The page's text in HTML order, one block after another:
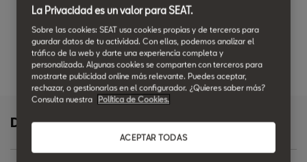
Ponte en contacto con PUERTA OTERO, envíanos tu consulta
mediante el siguiente formulario o llámanos al teléfono
985710233.
Déjanos tus datos y te llamaremos
La Privacidad es un valor para SEAT.
Sobre las cookies: SEAT usa cookies propias y de terceros para
guardar datos de tu actividad. Con ellas, podemos analizar el
tráfico de la web y darte una experiencia completa y
personalizada. Algunas cookies se comparten con terceros para
mostrarte publicidad online más relevante. Puedes aceptar,
rechazar, o gestionarlas en el configurador. ¿Quieres saber más?
Consulta nuestra
Política de Cookies.
ACEPTAR TODAS